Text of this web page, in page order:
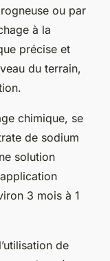
ou par
à la
précise et
du terrain,
chimique, se
de sodium
solution
3 mois à 1
de